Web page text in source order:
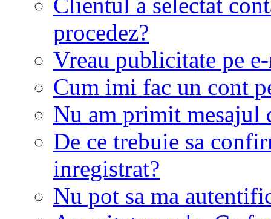
procedez?
Vreau publicitate pe
Cum imi fac un cont
Nu am primit mesajul
De ce trebuie sa
inregistrat?
Nu pot sa ma